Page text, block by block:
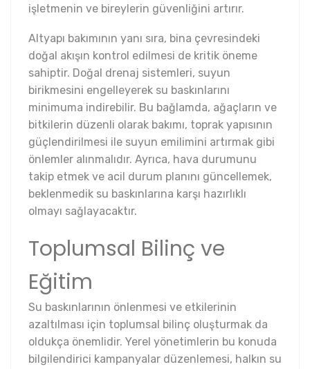
işletmenin ve bireylerin güvenliğini artırır.
Altyapı bakımının yanı sıra, bina çevresindeki
doğal akışın kontrol edilmesi de kritik öneme
sahiptir. Doğal drenaj sistemleri, suyun
birikmesini engelleyerek su baskınlarını
minimuma indirebilir. Bu bağlamda, ağaçların ve
bitkilerin düzenli olarak bakımı, toprak yapısının
güçlendirilmesi ile suyun emilimini artırmak gibi
önlemler alınmalıdır. Ayrıca, hava durumunu
takip etmek ve acil durum planını güncellemek,
beklenmedik su baskınlarına karşı hazırlıklı
olmayı sağlayacaktır.
Toplumsal Bilinç ve
Eğitim
Su baskınlarının önlenmesi ve etkilerinin
azaltılması için toplumsal bilinç oluşturmak da
oldukça önemlidir. Yerel yönetimlerin bu konuda
bilgilendirici kampanyalar düzenlemesi, halkın su